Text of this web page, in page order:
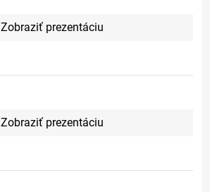
Zobraziť prezentáciu
Zobraziť prezentáciu